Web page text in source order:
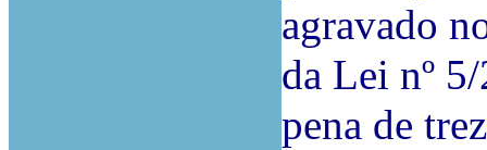
agravado
da Lei nº
pena de